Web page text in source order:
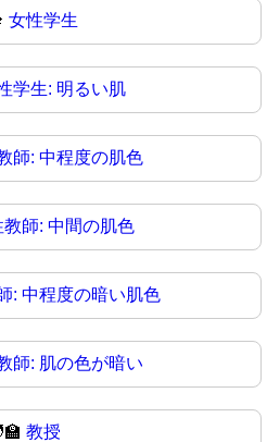
女性学生
学生: 明るい肌
師: 中程度の肌色
教師: 中間の肌色
: 中程度の暗い肌色
師: 肌の色が暗い
教授